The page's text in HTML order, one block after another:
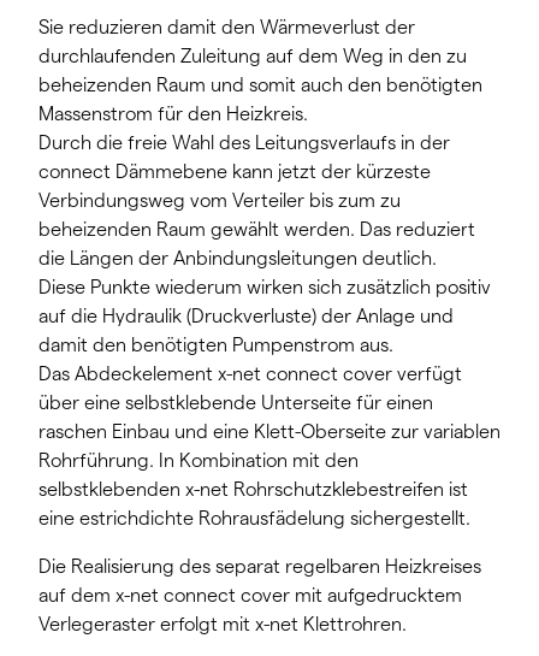
Sie reduzieren damit den Wärmeverlust der
durchlaufenden Zuleitung auf dem Weg in den zu
beheizenden Raum und somit auch den benötigten
Massenstrom für den Heizkreis.
Durch die freie Wahl des Leitungsverlaufs in der
connect Dämmebene kann jetzt der kürzeste
Verbindungsweg vom Verteiler bis zum zu
beheizenden Raum gewählt werden. Das reduziert
die Längen der Anbindungsleitungen deutlich.
Diese Punkte wiederum wirken sich zusätzlich positiv
auf die Hydraulik (Druckverluste) der Anlage und
damit den benötigten Pumpenstrom aus.
Das Abdeckelement x-net connect cover verfügt
über eine selbstklebende Unterseite für einen
raschen Einbau und eine Klett-Oberseite zur variablen
Rohrführung. In Kombination mit den
selbstklebenden x-net Rohrschutzklebestreifen ist
eine estrichdichte Rohrausfädelung sichergestellt.
Die Realisierung des separat regelbaren Heizkreises
auf dem x-net connect cover mit aufgedrucktem
Verlegeraster erfolgt mit x-net Klettrohren.